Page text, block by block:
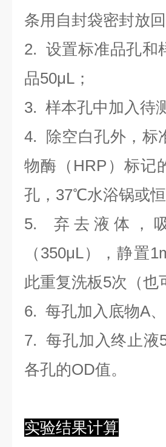
条用自封袋密封放
2. 设置标准品孔和
品50μL；
3. 样本孔中加 入待
4.
除空白孔外，标
物酶（HRP）标记
孔，37℃水浴锅或
5. 弃去液体，
（350μL）
，静置
此重复洗板5次（也
6. 每孔加入底物A
7. 每孔加入终止液
各孔的OD值。
实验结果计算